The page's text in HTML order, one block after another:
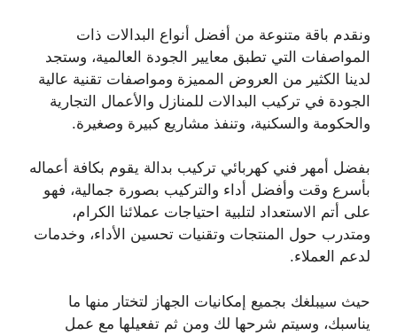
ونقدم باقة متنوعة من أفضل أنواع البدالات ذات
المواصفات التي تطبق معايير الجودة العالمية، وستجد
لدينا الكثير من العروض المميزة ومواصفات تقنية عالية
الجودة في تركيب البدالات للمنازل والأعمال التجارية
والحكومة والسكنية، وتنفذ مشاريع كبيرة وصغيرة.
بفضل أمهر فني كهربائي تركيب بدالة يقوم بكافة أعماله
بأسرع وقت وأفضل أداء والتركيب بصورة جمالية، فهو
على أتم الاستعداد لتلبية احتياجات عملائنا الكرام،
ومتدرب حول المنتجات وتقنيات تحسين الأداء، وخدمات
لدعم العملاء.
حيث سيبلغك بجميع إمكانيات الجهاز لتختار منها ما
يناسبك، وسيتم شرحها لك ومن ثم تفعيلها مع عمل